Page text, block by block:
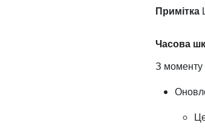
Примітка
Часова
З моменту